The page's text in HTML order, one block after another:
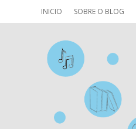
INICIO SOBRE O BLOG